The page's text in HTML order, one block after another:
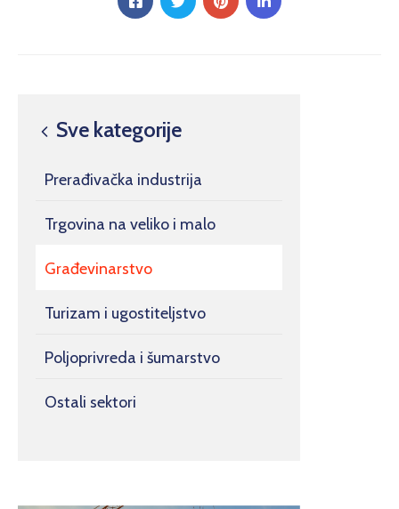
Sve kategorije
Prerađivačka industrija
Trgovina na veliko i malo
Građevinarstvo
Turizam i ugostiteljstvo
Poljoprivreda i šumarstvo
Ostali sektori